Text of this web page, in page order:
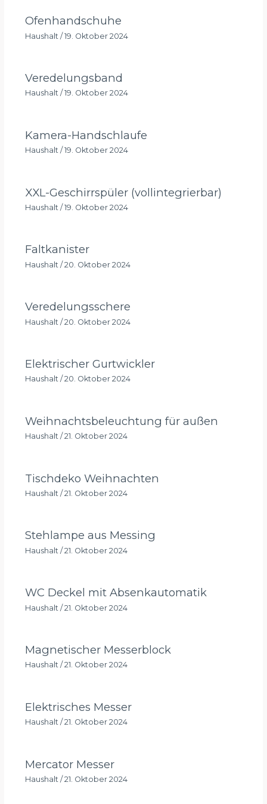
Ofenhandschuhe
Haushalt /19. Oktober 2024
Veredelungsband
Haushalt/ 19. Oktober 2024
Kamera-Handschlaufe
Haushalt/ 19. Oktober 2024
XXL-Geschirrspüler (vollintegrierbar)
Haushalt / 19. Oktober 2024
Faltkanister
Haushalt / 20. Oktober 2024
Veredelungsschere
Haushalt /20. Oktober 2024
Elektrischer Gurtwickler
Haushalt/ 20. Oktober 2024
Weihnachtsbeleuchtung für außen
Haushalt/ 21. Oktober 2024
Tischdeko Weihnachten
Haushalt/ 21. Oktober 2024
Stehlampe aus Messing
Haushalt / 21. Oktober 2024
WC Deckel mit Absenkautomatik
Haushalt /21. Oktober 2024
Magnetischer Messerblock
Haushalt/ 21. Oktober 2024
Elektrisches Messer
Haushalt/ 21. Oktober 2024
Mercator Messer
Haushalt/ 21. Oktober 2024